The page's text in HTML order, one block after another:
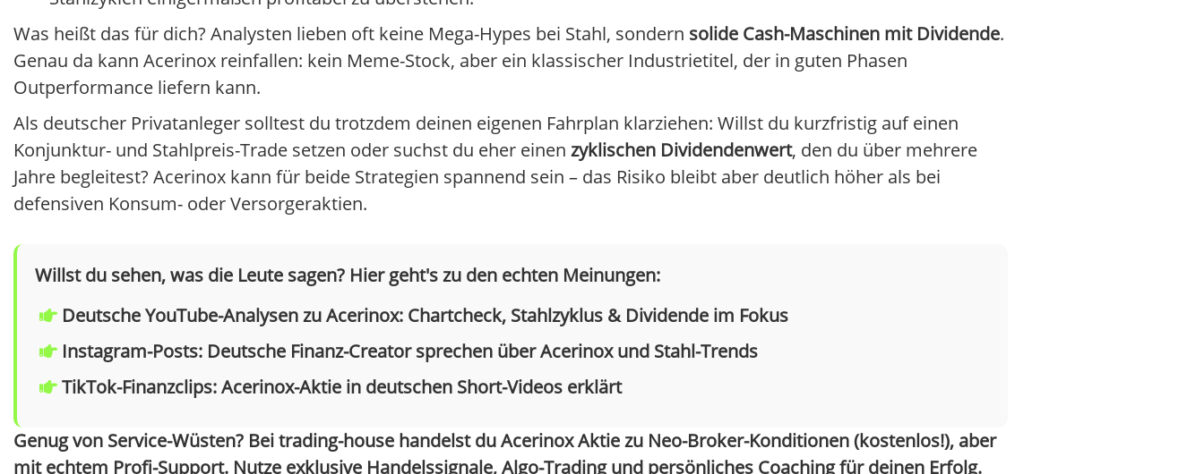
Was heißt das für dich? Analysten lieben oft keine Mega-Hypes bei Stahl, sondern solide Cash-Maschinen mit Dividende.
Genau da kann Acerinox reinfallen: kein Meme-Stock, aber ein klassischer Industrietitel, der in guten Phasen
Outperformance liefern kann.
Als deutscher Privatanleger solltest du trotzdem deinen eigenen Fahrplan klarziehen: Willst du kurzfristig auf einen
Konjunktur- und Stahlpreis-Trade setzen oder suchst du eher einen zyklischen Dividendenwert, den du über mehrere
Jahre begleitest? Acerinox kann für beide Strategien spannend sein – das Risiko bleibt aber deutlich höher als bei
defensiven Konsum- oder Versorgeraktien.
Willst du sehen, was die Leute sagen? Hier geht's zu den echten Meinungen:
Deutsche YouTube-Analysen zu Acerinox: Chartcheck, Stahlzyklus & Dividende im Fokus
Instagram-Posts: Deutsche Finanz-Creator sprechen über Acerinox und Stahl-Trends
TikTok-Finanzclips: Acerinox-Aktie in deutschen Short-Videos erklärt
Genug von Service-Wüsten? Bei trading-house handelst du Acerinox Aktie zu Neo-Broker-Konditionen (kostenlos!), aber
mit echtem Profi-Support. Nutze exklusive Handelssignale, Algo-Trading und persönliches Coaching für deinen Erfolg.